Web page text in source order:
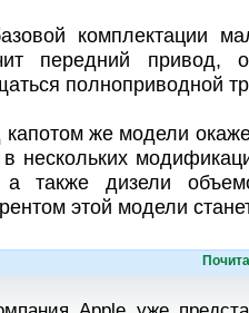
комплектации
передний привод,
полноприводной
же модели
нескольких
а также дизели
этой модели